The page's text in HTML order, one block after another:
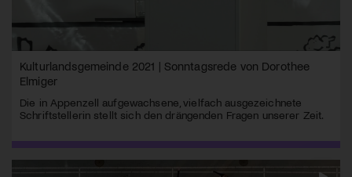
Kulturlandsgemeinde 2021 | Sonntagsrede von Dorothee
Elmiger
Die in Appenzell aufgewachsene, vielfach ausgezeichnete
Schriftstellerin stellt sich den drängenden Fragen unserer Zeit.